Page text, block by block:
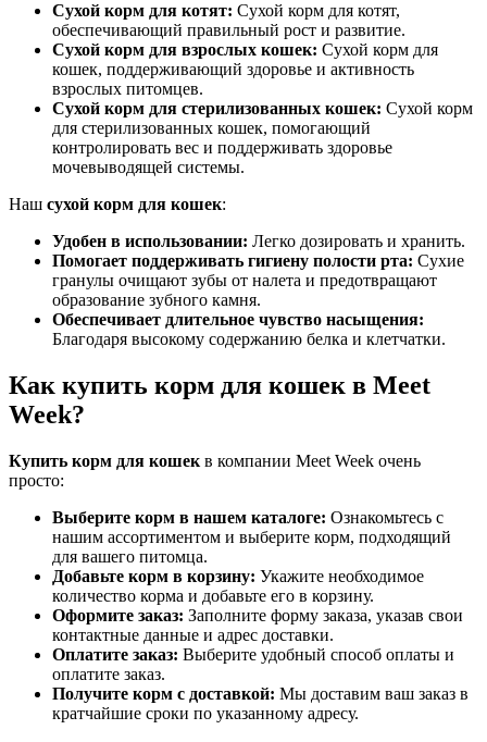
Сухой корм для котят: Сухой корм для котят,
обеспечивающий правильный рост и развитие.
Сухой корм для взрослых кошек: Сухой корм для
кошек, поддерживающий здоровье и активность
взрослых питомцев.
Сухой корм для стерилизованных кошек: Сухой корм
для стерилизованных кошек, помогающий
контролировать вес и поддерживать здоровье
мочевыводящей системы.
Наш сухой корм для кошек:
Удобен в использовании: Легко дозировать и хранить.
Помогает поддерживать гигиену полости рта: Сухие
гранулы очищают зубы от налета и предотвращают
образование зубного камня.
Обеспечивает длительное чувство насыщения:
Благодаря высокому содержанию белка и клетчатки.
Как купить корм для кошек в Meet
Week?
Купить корм для кошек в компании Meet Week очень
просто:
Выберите корм в нашем каталоге: Ознакомьтесь с
нашим ассортиментом и выберите корм, подходящий
для вашего питомца.
Добавьте корм в корзину: Укажите необходимое
количество корма и добавьте его в корзину.
Оформите заказ: Заполните форму заказа, указав свои
контактные данные и адрес доставки.
Оплатите заказ: Выберите удобный способ оплаты и
оплатите заказ.
Получите корм с доставкой: Мы доставим ваш заказ в
кратчайшие сроки по указанному адресу.